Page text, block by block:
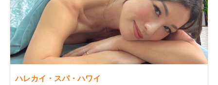
ハレカイ・スパ・ハワイ